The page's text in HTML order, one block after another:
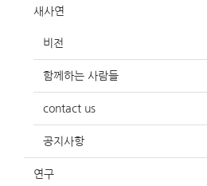
새사연
비전
함께하는 사람들
contact us
공지사항
연구